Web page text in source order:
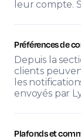
leur compte.
Préférences de
Depuis la
clients
les
envoyés par
Plafonds et